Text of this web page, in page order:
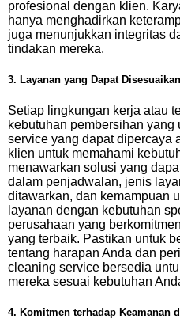
profesional dengan klien.
hanya menghadirkan
juga menunjukkan integritas
tindakan mereka.
3. Layanan yang Dapat
Setiap lingkungan kerja atau
kebutuhan pembersihan
service yang dapat dipercaya
klien untuk memahami
menawarkan solusi yang
dalam penjadwalan, jenis
ditawarkan, dan kemampuan
layanan dengan kebutuhan
perusahaan yang
yang terbaik. Pastikan untuk
tentang harapan Anda dan
cleaning service bersedia
mereka sesuai kebutuhan
4. Komitmen terhadap Keamanan